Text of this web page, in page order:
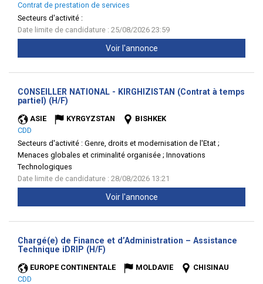
Contrat de prestation de services
Secteurs d'activité :
Date limite de candidature : 25/08/2026 23:59
Voir l'annonce
CONSEILLER NATIONAL - KIRGHIZISTAN (Contrat à temps
partiel) (H/F)
ASIE KYRGYZSTAN
BISHKEK
CDD
Secteurs d'activité : Genre, droits et modernisation de l'Etat ;
Menaces globales et criminalité organisée ; Innovations
Technologiques
Date limite de candidature : 28/08/2026 13:21
Voir l'annonce
Chargé(e) de Finance et d’Administration – Assistance
Technique iDRIP (H/F)
EUROPE CONTINENTALE MOLDAVIE
CHISINAU
CDD